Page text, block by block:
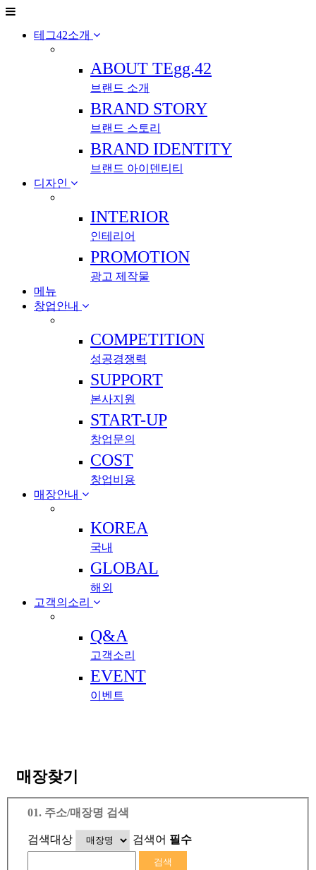
테그42소개
ABOUT TEgg.42
브랜드 소개
BRAND STORY
브랜드 스토리
BRAND IDENTITY
브랜드 아이덴티티
디자인
INTERIOR
인테리어
PROMOTION
광고 제작물
메뉴
창업안내
COMPETITION
성공경쟁력
SUPPORT
본사지원
START-UP
창업문의
COST
창업비용
매장안내
KOREA
국내
GLOBAL
해외
고객의소리
Q&A
고객소리
EVENT
이벤트
매장찾기
01. 주소/매장명 검색
검색대상 검색어 필수